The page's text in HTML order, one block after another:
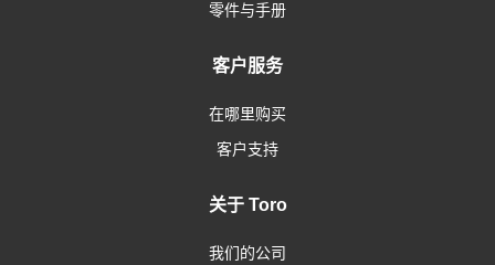
零件与手册
客户服务
在哪里购买
客户支持
关于 Toro
我们的公司